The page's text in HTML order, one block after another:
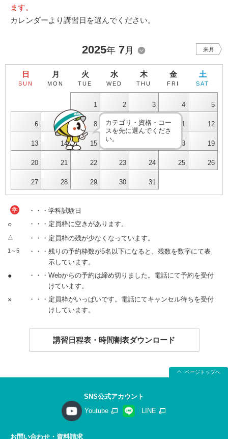
ます。
カレンダーより講習日を選んでください。
2025年 7月 来月
日
SUN
月
MON
火
TUE
水
WED
木
THU
金
FRI
土
SAT
1 2 3 4 5
6 7 8 9 10 11 12
13 14 15 18 19
20 21 22 23 24 25 26
27 28 29 30 31
カテゴリ・資格・コー
スを先に選んでくださ
い。
学 ・・・学科試験日
○ ・・・定員枠に空きがあります。
△ ・・・定員枠の残が少なくなっています。
1～5
・・・残りの予約枠数が5名以下になると、残数を数字にて表
示しています。
●
・・・Webからの予約は締め切りました。電話にて予約を受付
けています。
×
・・・定員枠がいっぱいです。電話にてキャンセル待ちを受付
けしています。
講習日程表・時間割表ダウンロード
ページトップへ
SNS公式アカウント
Youtube
LINE
お問い合わせ・資料請求